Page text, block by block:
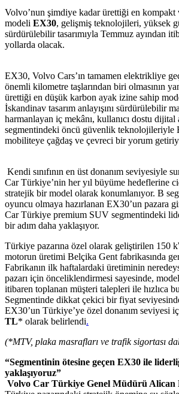
Volvo’nun şimdiye kadar ürettiği en
modeli EX30, gelişmiş teknolojileri, yüksek
sürdürülebilir tasarımıyla Temmuz ayından
yollarda olacak.
EX30, Volvo Cars’ın tamamen elektrikliye
önemli kilometre taşlarından biri olmasının
ürettiği en düşük karbon ayak izine sahip
İskandinav tasarım anlayışını sürdürülebilir
harmanlayan iç mekânı, kullanıcı dostu dijital
segmentindeki öncü güvenlik teknolojileriyle
mobiliteye çağdaş ve çevreci bir yorum
Kendi sınıfının en üst donanım seviyesiyle
Car Türkiye’nin her yıl büyüme hedeflerine
stratejik bir model olarak konumlanıyor. B
oyuncu olmaya hazırlanan EX30’un pazara
Car Türkiye premium SUV segmentindeki
bir adım daha yaklaşıyor.
Türkiye pazarına özel olarak geliştirilen 150
motorun üretimi Belçika Gent fabrikasında
Fabrikanın ilk haftalardaki üretiminin
pazarı için önceliklendirmesi sayesinde,
itibaren toplanan müşteri talepleri ile hızlıca
Segmentinde dikkat çekici bir fiyat
EX30’un Türkiye’ye özel donanım seviyesi
TL* olarak belirlendi.
(*MTV, plaka masrafları ve trafik sigortası
“Segmentinin ötesine geçen EX30 ile
yaklaşıyoruz”
Volvo Car Türkiye Genel Müdürü Alican